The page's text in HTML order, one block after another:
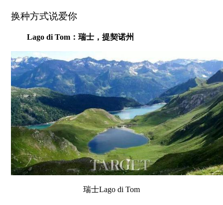
换种方式说爱你
Lago di Tom：瑞士，提契诺州
瑞士Lago di Tom